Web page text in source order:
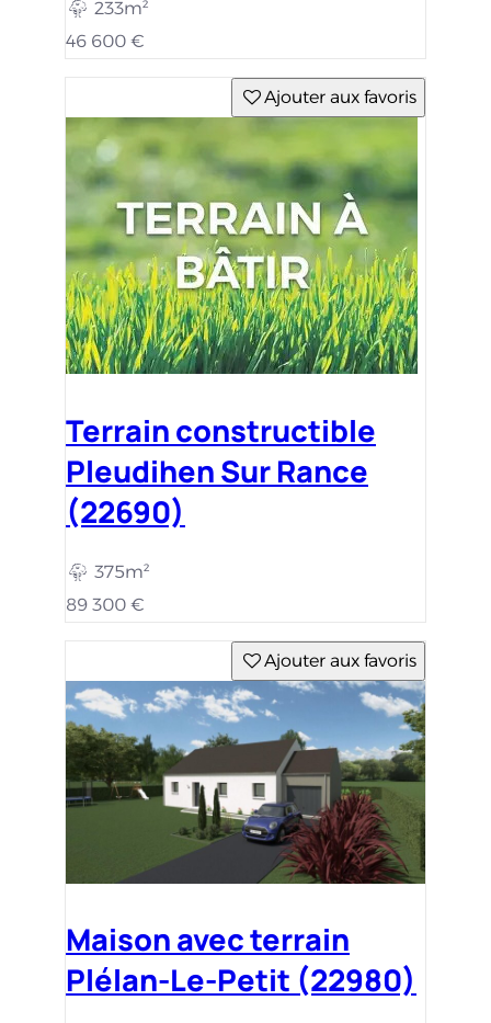
233m²
46 600 €
Ajouter aux favoris
Terrain constructible
Pleudihen Sur Rance
(22690)
375m²
89 300 €
Ajouter aux favoris
Maison avec terrain
Plélan-Le-Petit (22980)